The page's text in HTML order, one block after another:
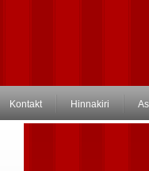
Kontakt Hinnakiri